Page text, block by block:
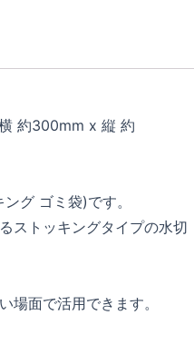
約300mm x 縦 約
グ ゴミ袋)です。
ストッキングタイプの水切
面で活用できます。